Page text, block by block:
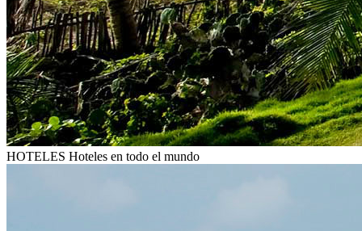
HOTELES Hoteles en todo el mundo